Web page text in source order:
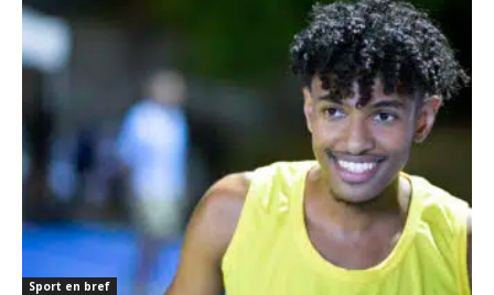
Sport en bref